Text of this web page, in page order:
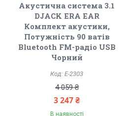
Акустична система 3.1
DJACK ERA EAR
Комплект акустики,
Потужність 90 ватів
Bluetooth FM-радіо USB
Чорний
E-2303
4 059 ₴
3 247 ₴
В наявності